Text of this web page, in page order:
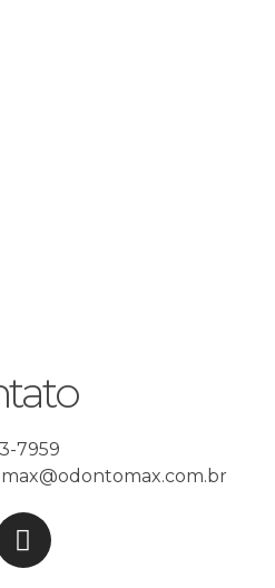
7959